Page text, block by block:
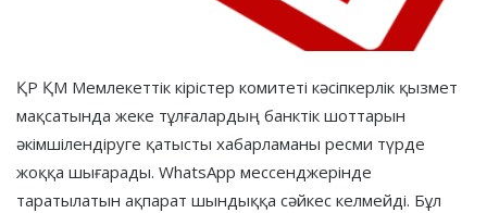
ҚР ҚМ Мемлекеттік кірістер комитеті кәсіпкерлік қызмет
мақсатында жеке тұлғалардың банктік шоттарын
әкімшілендіруге қатысты хабарламаны ресми түрде
жоққа шығарады. WhatsApp мессенджерінде
таратылатын ақпарат шындыққа сәйкес келмейді. Бұл